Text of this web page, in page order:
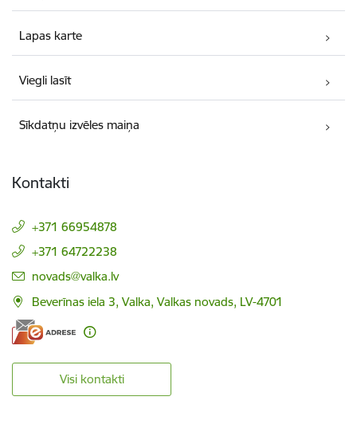
Lapas karte
Viegli lasīt
Sīkdatņu izvēles maiņa
Kontakti
+371 66954878
+371 64722238
E-pasts:
novads@valka.lv
Beverīnas iela 3, Valka, Valkas novads, LV-4701
Visi kontakti